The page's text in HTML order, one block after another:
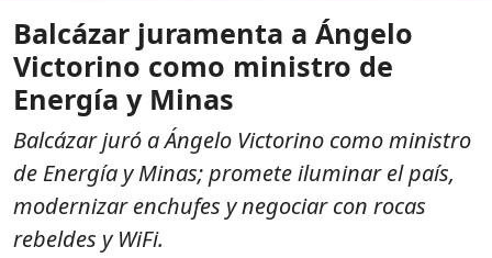
Balcázar juramenta a Ángelo
Victorino como ministro de
Energía y Minas
Balcázar juró a Ángelo Victorino como ministro
de Energía y Minas; promete iluminar el país,
modernizar enchufes y negociar con rocas
rebeldes y WiFi.